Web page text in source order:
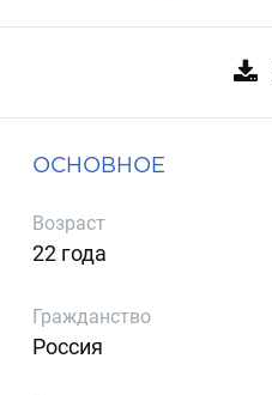
ОСНОВНОЕ
Возраст
22 года
Гражданство
Россия